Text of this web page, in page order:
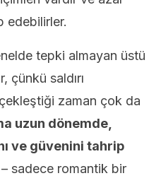
edebilirler.
tepki almayan üstü
çünkü saldırı
zaman çok da
uzun dönemde,
ve güvenini tahrip
sadece romantik bir